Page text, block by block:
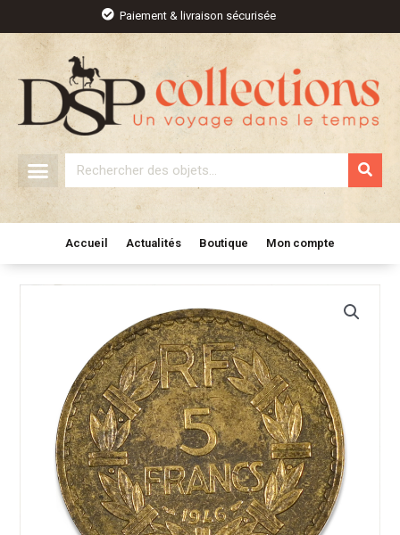
contenu
Paiement & livraison sécurisée
Rechercher
Accueil Actualités Boutique Mon compte